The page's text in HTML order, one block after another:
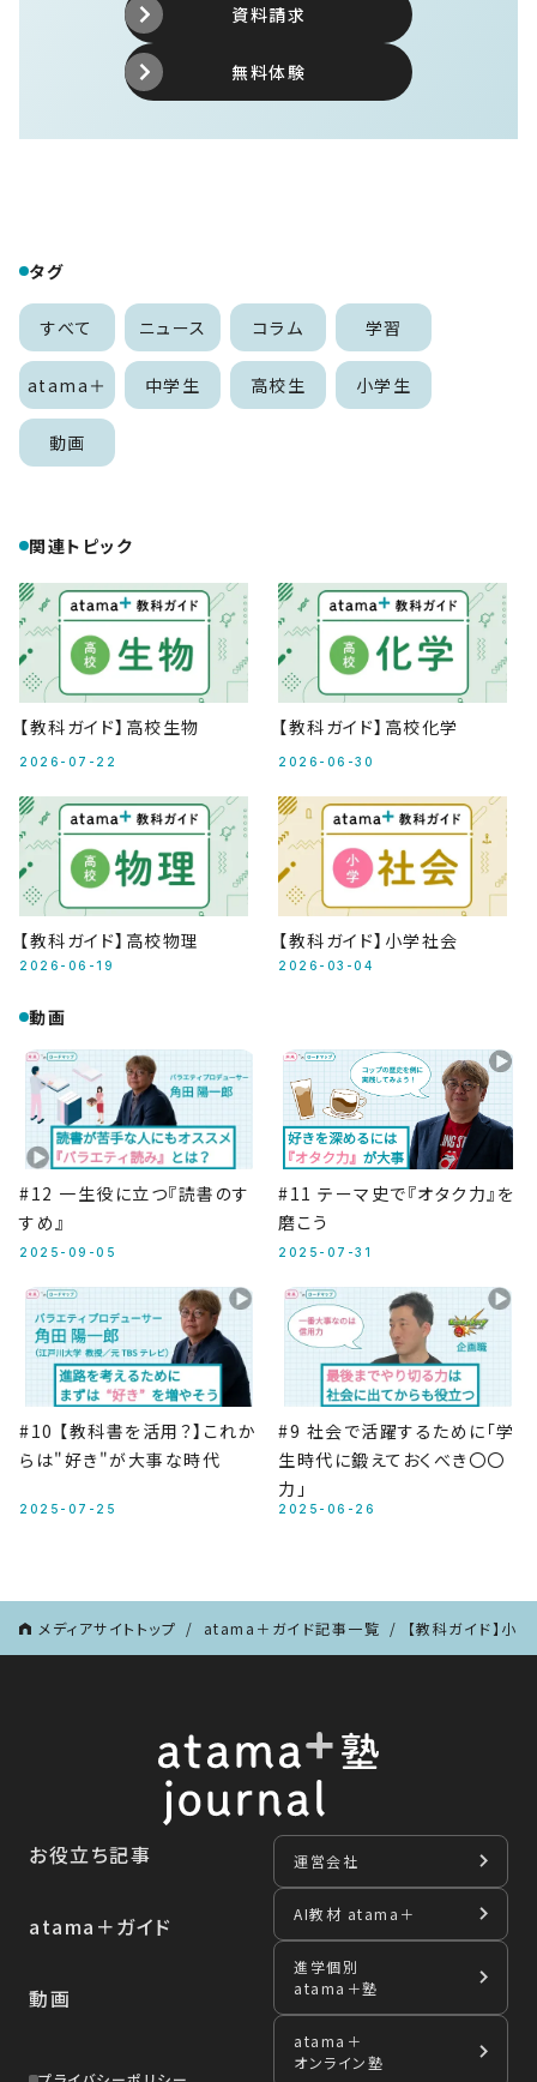
資料請求
無料体験
タグ
すべて ニュース コラム 学習
atama＋ 中学生 高校生 小学生
動画
関連トピック
【教科ガイド】高校生物
2026-07-22
【教科ガイド】高校化学
2026-06-30
【教科ガイド】高校物理
2026-06-19
【教科ガイド】小学社会
2026-03-04
動画
#12 一生役に立つ『読書のす
すめ』
2025-09-05
#11 テーマ史で『オタク力』を
磨こう
2025-07-31
#10 【教科書を活用？】これか
らは"好き"が大事な時代
2025-07-25
#9 社会で活躍するために「学
生時代に鍛えておくべき〇〇
力」
2025-06-26
メディアサイトトップ atama＋ガイド記事一覧 【教科ガイド】小
お役立ち記事
atama＋ガイド
動画
運営会社
AI教材 atama＋
進学個別
atama＋塾
atama＋
オンライン塾